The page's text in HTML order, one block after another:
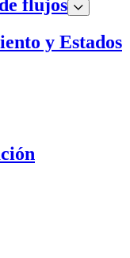
flujos
y Estados